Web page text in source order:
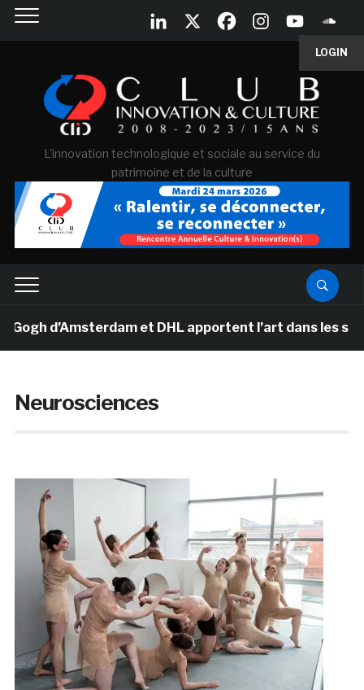
LOGIN
L'innovation technologique et sociale au service du
patrimoine et de la culture
d’Amsterdam et DHL apportent l’art dans les salles
Neurosciences